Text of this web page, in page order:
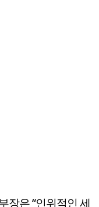
장은 “인위적인 세